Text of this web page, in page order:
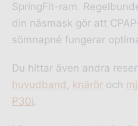
SpringFit-ram.
din näsmask gör att
sömnapné fungerar
Du hittar även andra
huvudband , knärör och
P30i.